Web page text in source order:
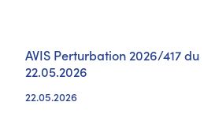
AVIS Perturbation 2026/417 du
22.05.2026
22.05.2026